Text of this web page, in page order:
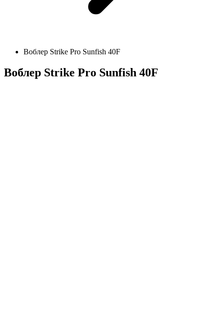
Воблер Strike Pro Sunfish 40F
Воблер Strike Pro Sunfish 40F